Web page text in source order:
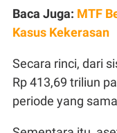
Baca Juga: MTF
Kasus Kekerasan
Secara rinci, dari
Rp 413,69 triliun
periode yang